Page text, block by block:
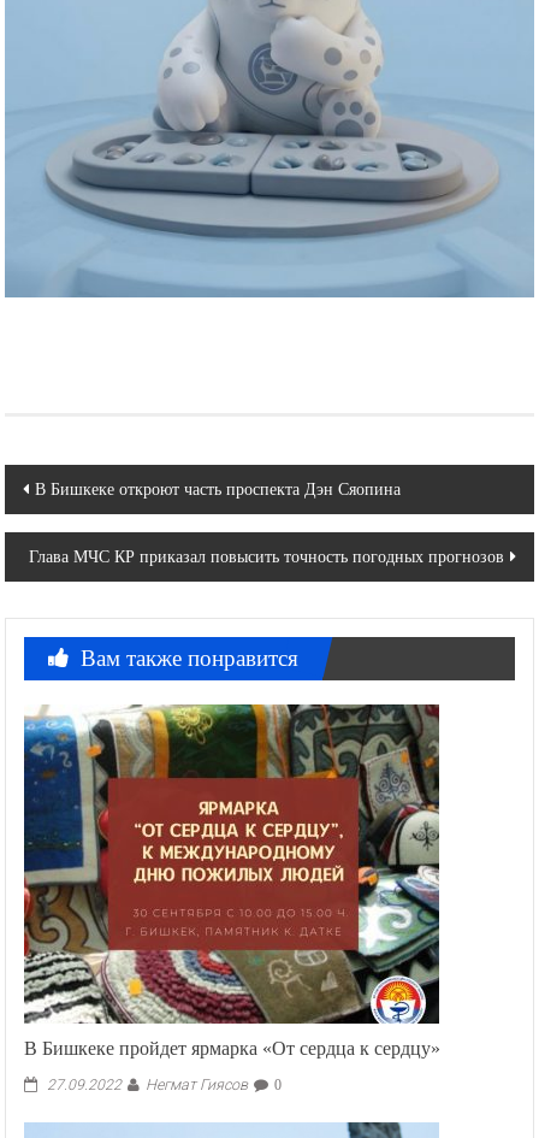
Навигация
по
записям
В Бишкеке откроют часть проспекта Дэн Сяопина
Глава МЧС КР приказал повысить точность погодных прогнозов
Вам также понравится
В Бишкеке пройдет ярмарка «От сердца к сердцу»
27.09.2022 Негмат Гиясов 0